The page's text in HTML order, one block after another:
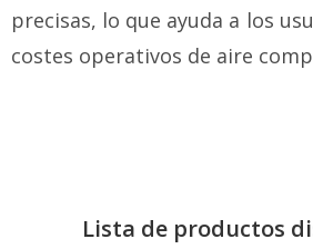
precisas, lo que ayuda a los
costes operativos de aire
Lista de productos